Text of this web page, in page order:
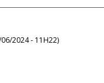
2024 - 11H22)